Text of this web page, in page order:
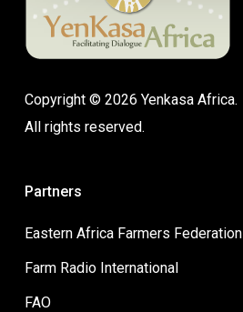
Copyright © 2026 Yenkasa Africa.
All rights reserved.
Partners
Eastern Africa Farmers Federation
Farm Radio International
FAO